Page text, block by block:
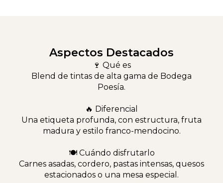
Aspectos Destacados
🍷 Qué es
Blend de tintas de alta gama de Bodega
Poesía.
🔥 Diferencial
Una etiqueta profunda, con estructura, fruta
madura y estilo franco-mendocino.
🍽 Cuándo disfrutarlo
Carnes asadas, cordero, pastas intensas, quesos
estacionados o una mesa especial.